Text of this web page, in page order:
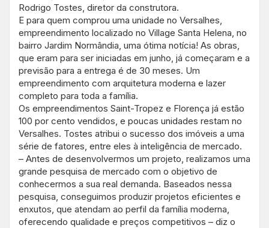
Rodrigo Tostes, diretor da construtora.
E para quem comprou uma unidade no Versalhes,
empreendimento localizado no Village Santa Helena, no
bairro Jardim Normândia, uma ótima notícia! As obras,
que eram para ser iniciadas em junho, já começaram e a
previsão para a entrega é de 30 meses. Um
empreendimento com arquitetura moderna e lazer
completo para toda a família.
Os empreendimentos Saint-Tropez e Florença já estão
100 por cento vendidos, e poucas unidades restam no
Versalhes. Tostes atribui o sucesso dos imóveis a uma
série de fatores, entre eles à inteligência de mercado.
– Antes de desenvolvermos um projeto, realizamos uma
grande pesquisa de mercado com o objetivo de
conhecermos a sua real demanda. Baseados nessa
pesquisa, conseguimos produzir projetos eficientes e
enxutos, que atendam ao perfil da família moderna,
oferecendo qualidade e preços competitivos – diz o